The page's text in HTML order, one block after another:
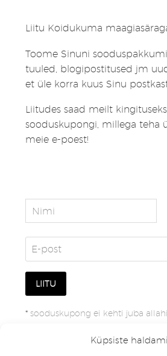
Küpsiste
Liitu Koidukuma
Toome Sinuni
tuuled, blogipostitused jm
et üle korra kuus Sinu
Liitudes saad meilt kingituseks
sooduskupongi, millega teha
meie e-poest!
* sooduskupong ei kehti juba